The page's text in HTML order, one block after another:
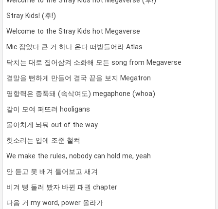
Stray Kids! (후!)
Welcome to the Stray Kids hot Megaverse
Mic 잡았다 큰 거 하나 온다 떠받들어라 Atlas
닥치는 대로 집어삼켜 소화해 모든 song from Megaverse
결말을 뻔하게 만들어 결국 끝을 보지 Megatron
영항력은 증푹돼 (속삭여도) megaphone (whoa)
같이 모여 퍼뜨려 hooligans
몰아치게 놔둬 out of the way
헛소리는 입에 조준 철컥
We make the rules, nobody can hold me, yeah
안 듣고 못 배겨 들어보고 새겨
비겨 삥 둘러 봤자 바뀐 패권 chapter
다음 거 my word, power 올라가